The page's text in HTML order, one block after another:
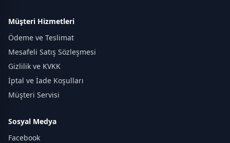
Müşteri Hizmetleri
Ödeme ve Teslimat
Mesafeli Satış Sözleşmesi
Gizlilik ve KVKK
İptal ve İade Koşulları
Müşteri Servisi
Sosyal Medya
Facebook